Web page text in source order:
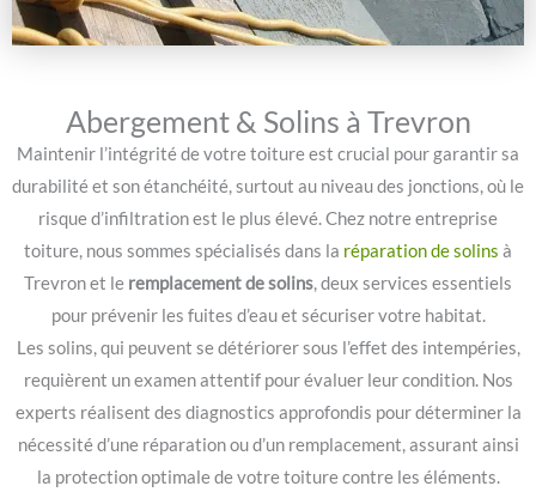
Abergement & Solins à Trevron
Maintenir l’intégrité de votre toiture est crucial pour garantir sa
durabilité et son étanchéité, surtout au niveau des jonctions, où le
risque d’infiltration est le plus élevé. Chez notre entreprise
toiture, nous sommes spécialisés dans la réparation de solins à
Trevron et le remplacement de solins, deux services essentiels
pour prévenir les fuites d’eau et sécuriser votre habitat.
Les solins, qui peuvent se détériorer sous l’effet des intempéries,
requièrent un examen attentif pour évaluer leur condition. Nos
experts réalisent des diagnostics approfondis pour déterminer la
nécessité d’une réparation ou d’un remplacement, assurant ainsi
la protection optimale de votre toiture contre les éléments.